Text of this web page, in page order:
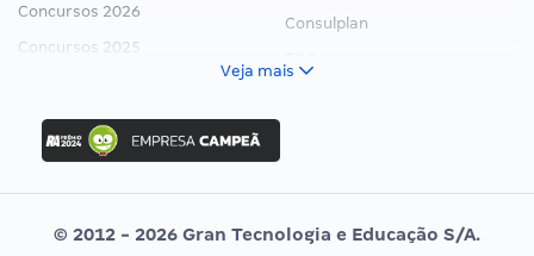
Concursos 2026
Concursos 2025
Concurso Ibama
Concurso MPU
Editais publicados
Consulplan
Vunesp
Veja mais
© 2012 - 2026 Gran Tecnologia e Educação S/A.